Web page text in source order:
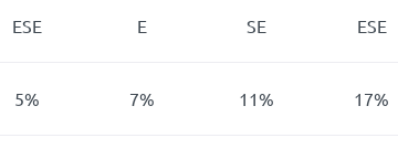
ESE E SE ESE
5% 7% 11% 17%